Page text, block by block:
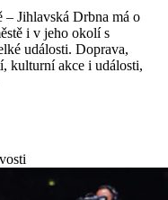
– Jihlavská Drbna má o
i v jeho okolí s
události. Doprava,
kulturní akce i události,